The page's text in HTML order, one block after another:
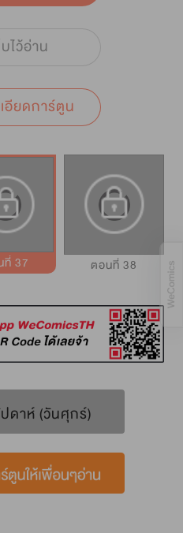
ไว้อ่าน
อียดการ์ตูน
ที่ 37 ตอนที่ 38
ดาห์ (วันศุกร์)